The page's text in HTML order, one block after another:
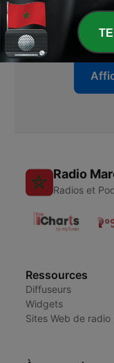
13
04 juil. 2020
Radio
Radios et
Ressources
Diffuseurs
Widgets
Sites Web de